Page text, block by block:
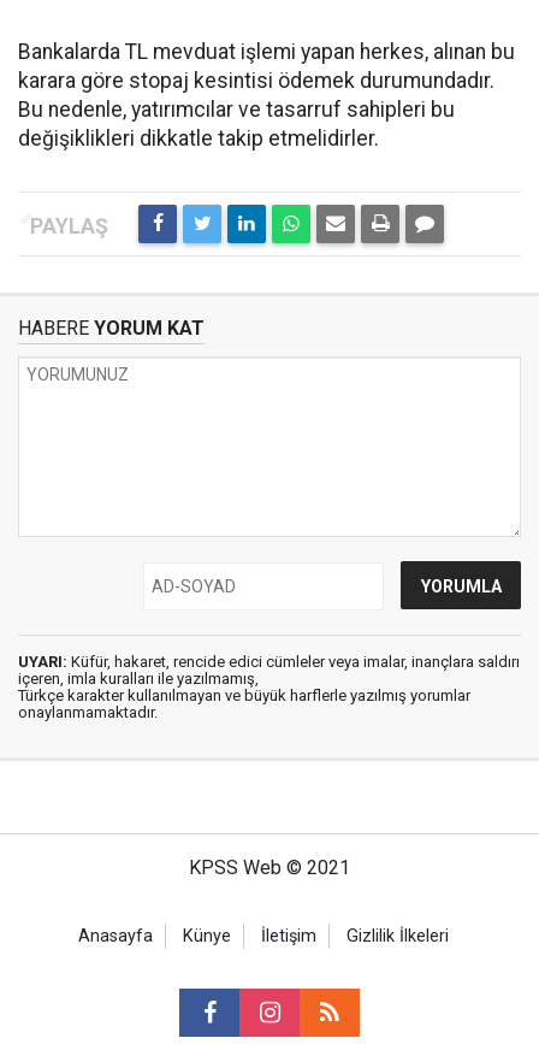
Bankalarda TL mevduat işlemi yapan herkes, alınan bu
karara göre stopaj kesintisi ödemek durumundadır.
Bu nedenle, yatırımcılar ve tasarruf sahipleri bu
değişiklikleri dikkatle takip etmelidirler.
HABERE YORUM KAT
UYARI: Küfür, hakaret, rencide edici cümleler veya imalar, inançlara saldırı
içeren, imla kuralları ile yazılmamış,
Türkçe karakter kullanılmayan ve büyük harflerle yazılmış yorumlar
onaylanmamaktadır.
KPSS Web © 2021
Anasayfa Künye İletişim Gizlilik İlkeleri